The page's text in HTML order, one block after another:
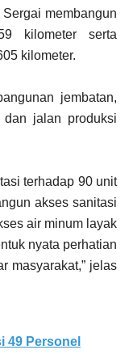
membangun
kilometer serta
kilometer.
jembatan,
jalan produksi
terhadap 90 unit
akses sanitasi
air minum layak
nyata perhatian
masyarakat,” jelas
49 Personel